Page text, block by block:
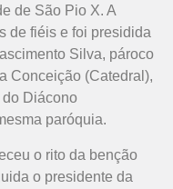
de São Pio X. A
de fiéis e foi presidida
Silva, pároco
Conceição (Catedral),
Diácono
paróquia.
o rito da benção
o presidente da